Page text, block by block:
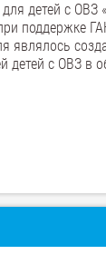
детей с ОВЗ
поддержке
являлось
детей с ОВЗ в